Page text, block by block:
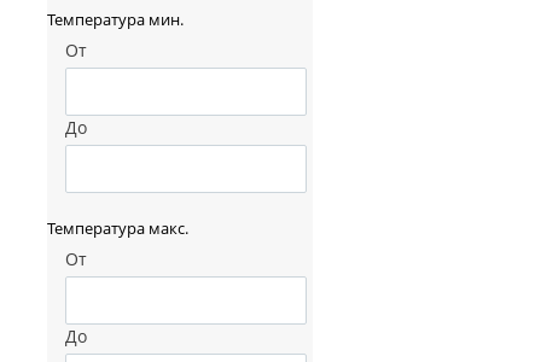
Температура мин.
От
До
Температура макс.
От
До